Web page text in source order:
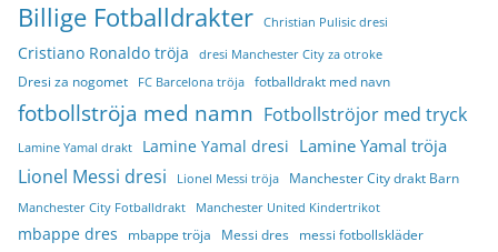
Billige Fotballdrakter Christian Pulisic dresi
Cristiano Ronaldo tröja dresi Manchester City za otroke
Dresi za nogomet FC Barcelona tröja fotballdrakt med navn
fotbollströja med namn Fotbollströjor med tryck
Lamine Yamal drakt Lamine Yamal dresi Lamine Yamal tröja
Lionel Messi dresi Lionel Messi tröja Manchester City drakt Barn
Manchester City Fotballdrakt Manchester United Kindertrikot
mbappe dres mbappe tröja Messi dres messi fotbollskläder